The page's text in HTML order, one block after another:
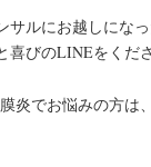
サルにお越しにな
びのLINEをくだ
炎でお悩みの方は